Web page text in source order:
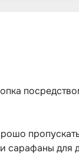
сарафаны